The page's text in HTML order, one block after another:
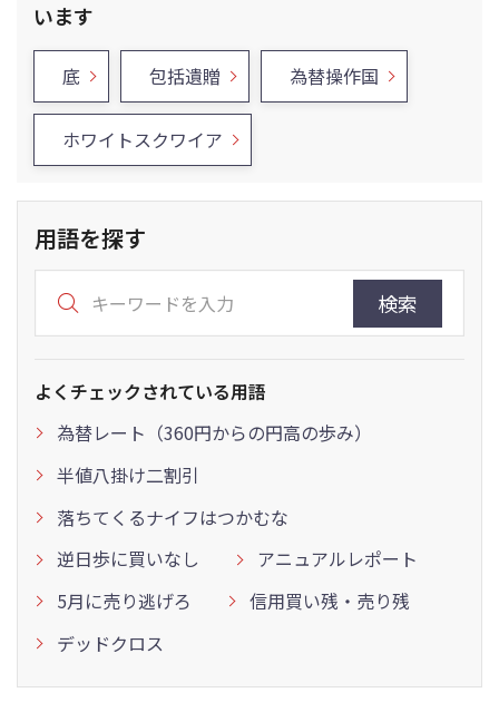
います
底 包括遺贈 為替操作国
ホワイトスクワイア
用語を探す
検索
よくチェックされている用語
為替レート（360円からの円高の歩み）
半値八掛け二割引
落ちてくるナイフはつかむな
逆日歩に買いなし
アニュアルレポート
5月に売り逃げろ
信用買い残・売り残
デッドクロス